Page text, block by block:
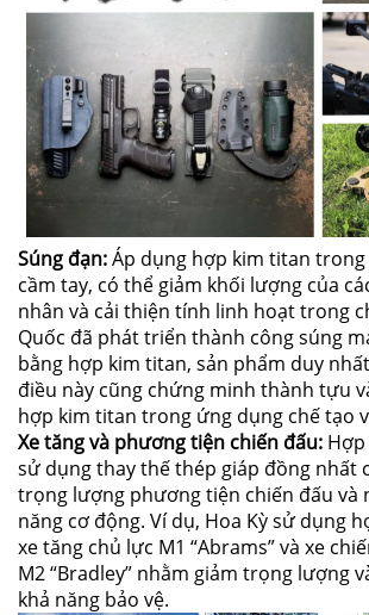
Súng đạn:Áp dụng hợp kim titan
cầm tay, có thể giảm khối lượng của
nhân và cải thiện tính linh hoạt trong
Quốc đã phát triển thành công súng
bằng hợp kim titan, sản phẩm duy
điều này cũng chứng minh thành tựu
hợp kim titan trong ứng dụng chế tạo
Xe tăng và phương tiện chiến đấu:
sử dụng thay thế thép giáp đồng nhất
trọng lượng phương tiện chiến đấu và
năng cơ động. Ví dụ, Hoa Kỳ sử dụng
xe tăng chủ lực M1 “Abrams” và xe
M2 “Bradley” nhằm giảm trọng lượng
khả năng bảo vệ.